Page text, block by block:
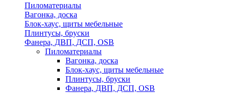
Пиломатериалы
Вагонка, доска
Блок-хаус, щиты мебельные
Плинтусы, бруски
Фанера, ДВП, ДСП, OSB
Пиломатериалы
Вагонка, доска
Блок-хаус, щиты мебельные
Плинтусы, бруски
Фанера, ДВП, ДСП, OSB